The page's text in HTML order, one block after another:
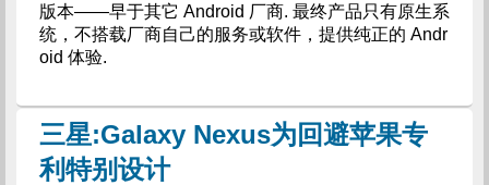
版本——早于其它 Android 厂商. 最终产品只有原生系
统，不搭载厂商自己的服务或软件，提供纯正的 Andr
oid 体验.
三星:Galaxy Nexus为回避苹果专
利特别设计